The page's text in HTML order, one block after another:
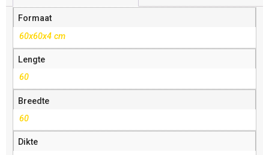
Formaat
60x60x4 cm
Lengte
60
Breedte
60
Dikte